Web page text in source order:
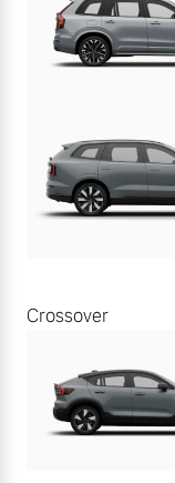
Crossover